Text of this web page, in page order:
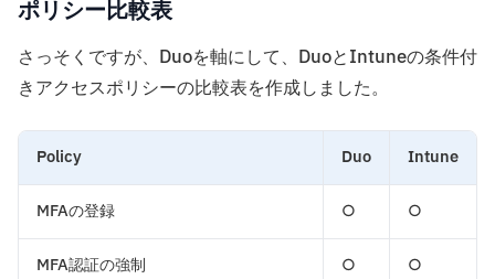
ポリシー比較表
さっそくですが、Duoを軸にして、DuoとIntuneの条件付
きアクセスポリシーの比較表を作成しました。
Policy Duo Intune
MFAの登録 ○ ○
MFA認証の強制 ○ ○